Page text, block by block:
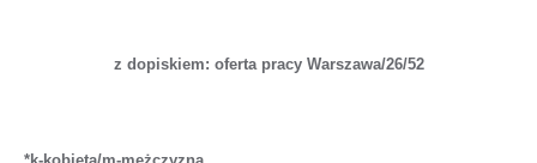
z dopiskiem: oferta pracy Warszawa/26/52
*k-kobieta/m-mężczyzna